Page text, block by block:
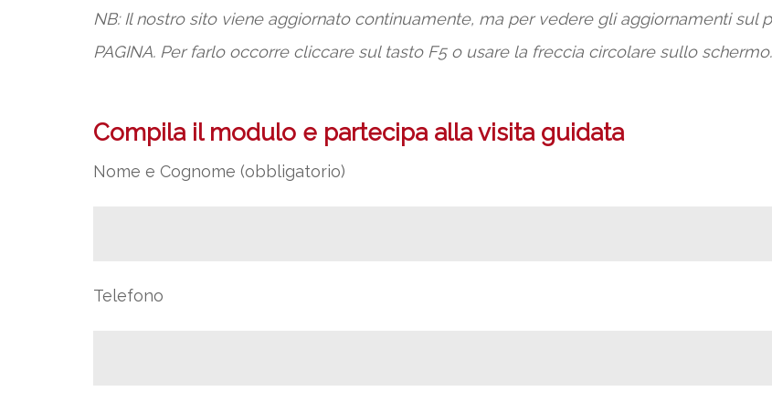
NB: Il nostro sito viene aggiornato continuamente, ma per vedere gli aggiornamenti sul
PAGINA. Per farlo occorre cliccare sul tasto F5 o usare la freccia circolare sullo schermo.
Compila il modulo e partecipa alla visita guidata
Nome e Cognome (obbligatorio)
Telefono